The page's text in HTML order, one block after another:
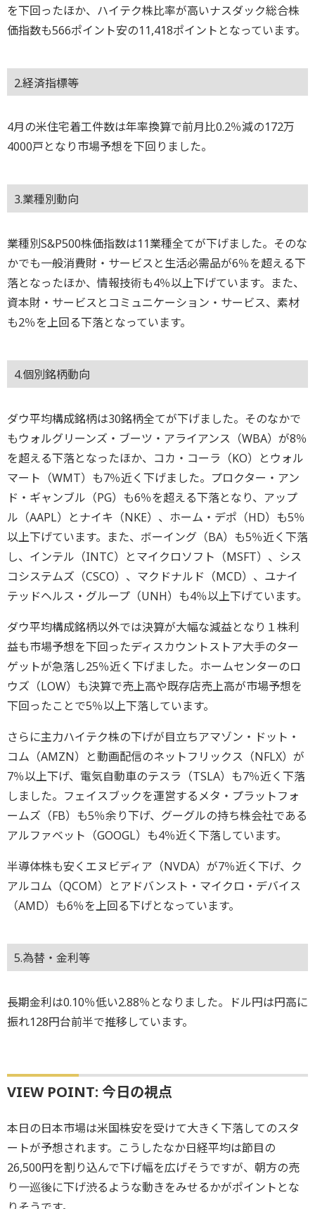
を下回ったほか、ハイテク株比率が高いナスダック総合株
価指数も566ポイント安の11,418ポイントとなっています。
2.経済指標等
4月の米住宅着工件数は年率換算で前月比0.2％減の172万
4000戸となり市場予想を下回りました。
3.業種別動向
業種別S&P500株価指数は11業種全てが下げました。そのな
かでも一般消費財・サービスと生活必需品が6％を超える下
落となったほか、情報技術も4％以上下げています。また、
資本財・サービスとコミュニケーション・サービス、素材
も2％を上回る下落となっています。
4.個別銘柄動向
ダウ平均構成銘柄は30銘柄全てが下げました。そのなかで
もウォルグリーンズ・ブーツ・アライアンス（WBA）が8％
を超える下落となったほか、コカ・コーラ（KO）とウォル
マート（WMT）も7％近く下げました。プロクター・アン
ド・ギャンブル（PG）も6％を超える下落となり、アップ
ル（AAPL）とナイキ（NKE）、ホーム・デポ（HD）も5％
以上下げています。また、ボーイング（BA）も5％近く下落
し、インテル（INTC）とマイクロソフト（MSFT）、シス
コシステムズ（CSCO）、マクドナルド（MCD）、ユナイ
テッドヘルス・グループ（UNH）も4％以上下げています。
ダウ平均構成銘柄以外では決算が大幅な減益となり１株利
益も市場予想を下回ったディスカウントストア大手のター
ゲットが急落し25％近く下げました。ホームセンターのロ
ウズ（LOW）も決算で売上高や既存店売上高が市場予想を
下回ったことで5％以上下落しています。
さらに主力ハイテク株の下げが目立ちアマゾン・ドット・
コム（AMZN）と動画配信のネットフリックス（NFLX）が
7％以上下げ、電気自動車のテスラ（TSLA）も7％近く下落
しました。フェイスブックを運営するメタ・プラットフォ
ームズ（FB）も5％余り下げ、グーグルの持ち株会社である
アルファベット（GOOGL）も4％近く下落しています。
半導体株も安くエヌビディア（NVDA）が7％近く下げ、ク
アルコム（QCOM）とアドバンスト・マイクロ・デバイス
（AMD）も6％を上回る下げとなっています。
5.為替・金利等
長期金利は0.10％低い2.88％となりました。ドル円は円高に
振れ128円台前半で推移しています。
VIEW POINT: 今日の視点
本日の日本市場は米国株安を受けて大きく下落してのスタ
ートが予想されます。こうしたなか日経平均は節目の
26,500円を割り込んで下げ幅を広げそうですが、朝方の売
り一巡後に下げ渋るような動きをみせるかがポイントとな